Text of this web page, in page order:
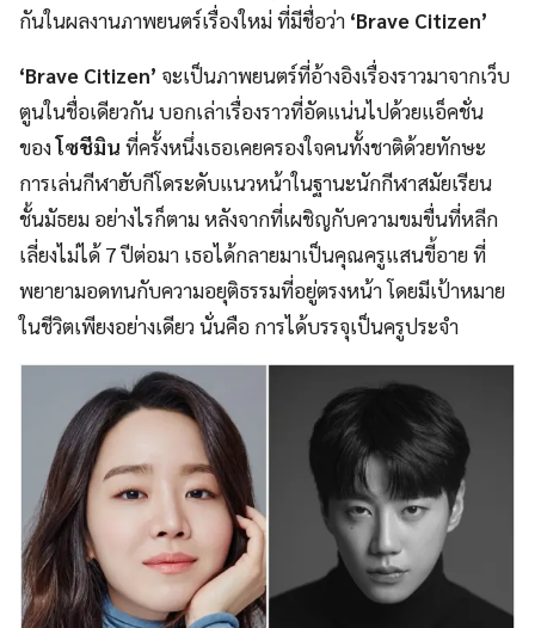
กันในผลงานภาพยนตร์เรื่องใหม่ ที่มีชื่อว่า ‘Brave Citizen’
‘Brave Citizen’ จะเป็นภาพยนตร์ที่อ้างอิงเรื่องราวมาจากเว็บ
ตูนในชื่อเดียวกัน บอกเล่าเรื่องราวที่อัดแน่นไปด้วยแอ็คชั่น
ของโซชีมิน ที่ครั้งหนึ่งเธอเคยครองใจคนทั้งชาติด้วยทักษะ
การเล่นกีฬาฮับกีโดระดับแนวหน้าในฐานะนักกีฬาสมัยเรียน
ชั้นมัธยม อย่างไรก็ตาม หลังจากที่เผชิญกับความขมขื่นที่หลีก
เลี่ยงไม่ได้ 7 ปีต่อมา เธอได้กลายมาเป็นคุณครูแสนขี้อาย ที่
พยายามอดทนกับความอยุติธรรมที่อยู่ตรงหน้า โดยมีเป้าหมาย
ในชีวิตเพียงอย่างเดียว นั่นคือ การได้บรรจุเป็นครูประจำ